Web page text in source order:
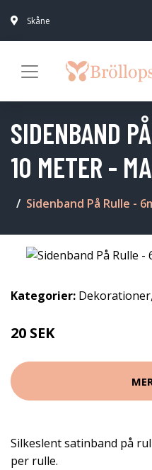
Skåne
SIDENBAND
10 METER -
Sidenband På Rulle -
Kategorier: Dekorationer,
20 SEK
Silkeslent satinband på
per rulle.